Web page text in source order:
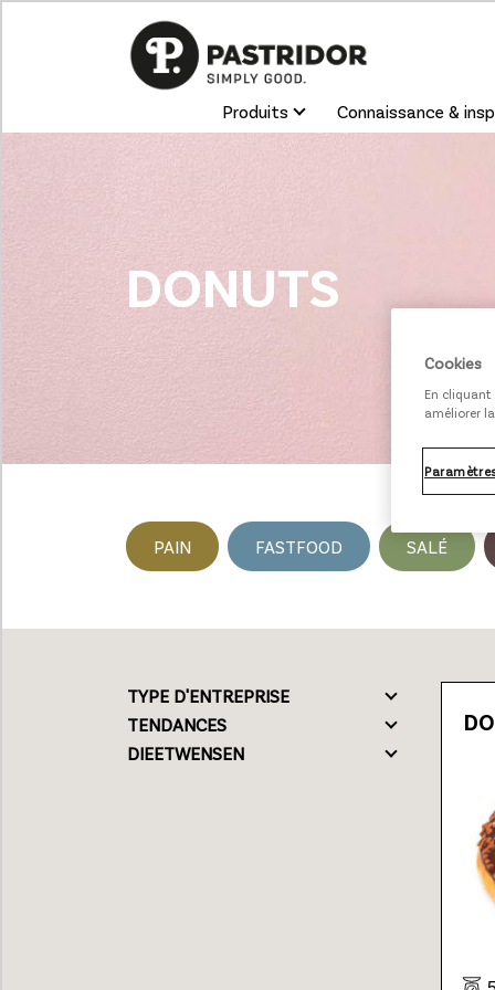
Produits Connaissance &
DONUTS
PAIN FASTFOOD SALÉ
TYPE D'ENTREPRISE
TENDANCES
DIEETWENSEN
Loading...
Cookies
En cliquant
améliorer